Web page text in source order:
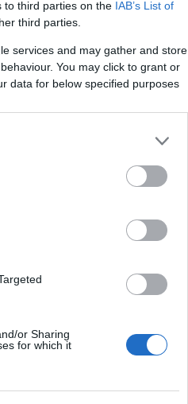
to third parties on the IAB’s List of
third parties.
services and may gather and store
You may click to grant or
data for below specified purposes
or Sharing
for which it
meséli, hozzátéve –
például az MDF és
”.